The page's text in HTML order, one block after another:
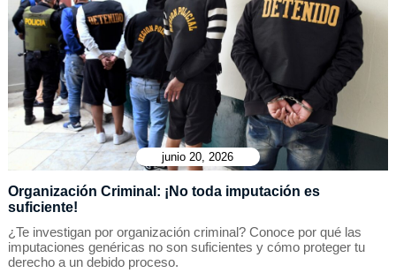
junio 20, 2026
Organización Criminal: ¡No toda imputación es
suficiente!
¿Te investigan por organización criminal? Conoce por qué las
imputaciones genéricas no son suficientes y cómo proteger tu
derecho a un debido proceso.